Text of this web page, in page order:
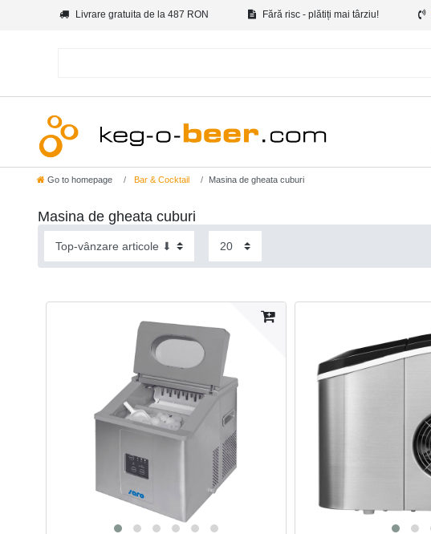
Livrare gratuita de la 487 RON Fără risc - plătiți mai târziu!
Go to homepage Bar & Cocktail Masina de gheata cuburi
Masina de gheata cuburi